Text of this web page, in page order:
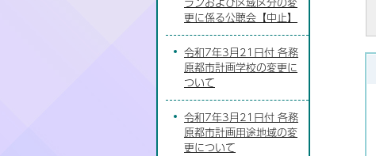
更に係る公聴会【中止】
令和7年3月21日付 各務
原都市計画学校の変更に
ついて
令和7年3月21日付 各務
原都市計画用途地域の変
更について